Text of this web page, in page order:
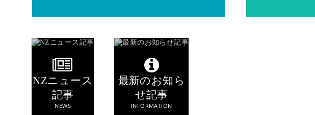
NZニュース
記事
NEWS
最新のお知ら
せ記事
INFORMATION